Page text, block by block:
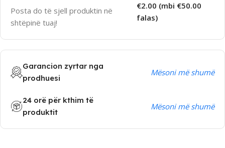
Posta do të sjell produktin në
shtëpinë tuaj!
€2.00 (mbi €50.00
falas)
Garancion zyrtar nga
prodhuesi
Mësoni më shumë
24 orë për kthim të
produktit
Mësoni më shumë